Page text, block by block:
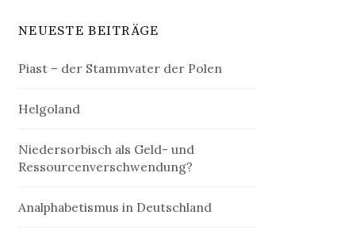
NEUESTE BEITRÄGE
Piast – der Stammvater der Polen
Helgoland
Niedersorbisch als Geld- und
Ressourcenverschwendung?
Analphabetismus in Deutschland